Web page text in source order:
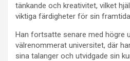
tänkande och kreativitet, vilket
viktiga färdigheter för sin
Han fortsatte senare med högre
välrenommerat universitet, där
sina talanger och utvidgade sin